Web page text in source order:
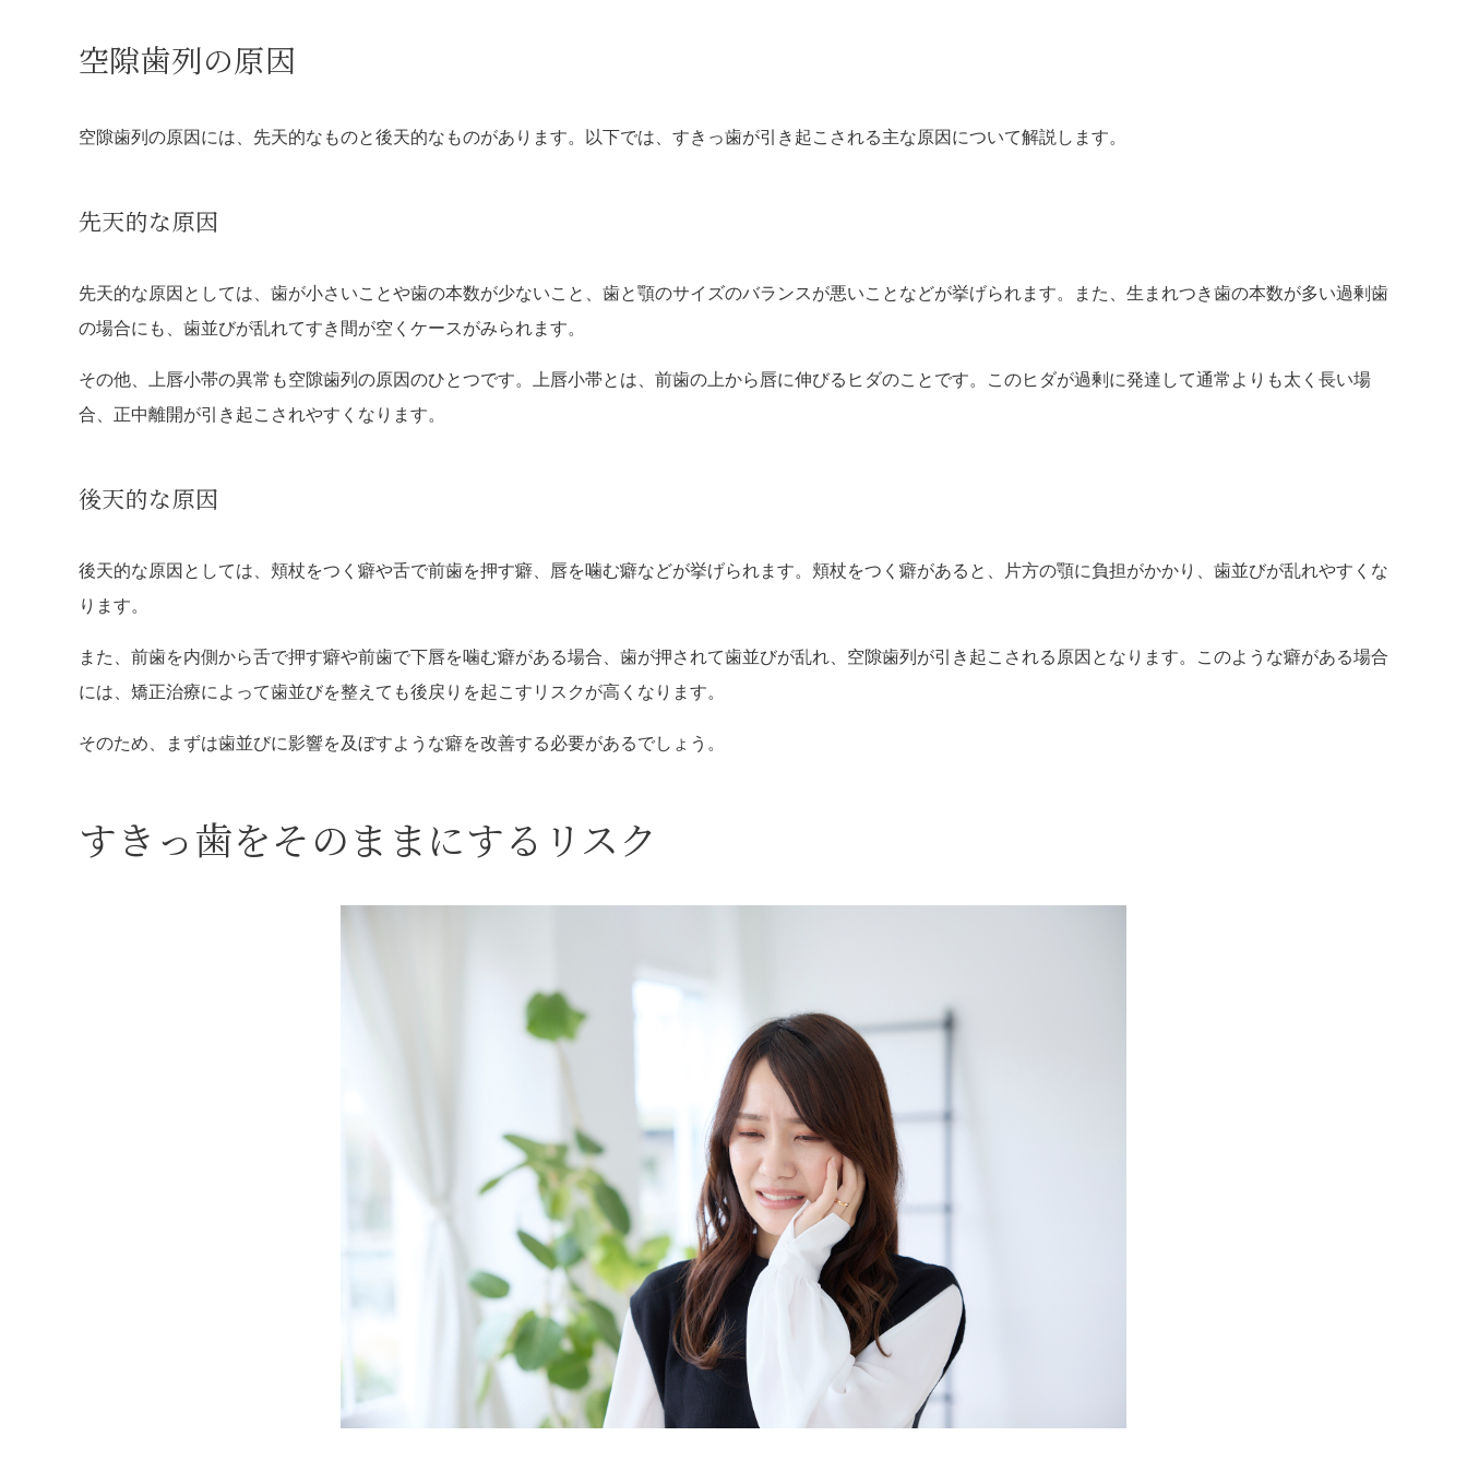
空隙歯列の原因
空隙歯列の原因には、先天的なものと後天的なものがあります。以下では、すきっ歯が引き起こされる主な原因について解説します。
先天的な原因
先天的な原因としては、歯が小さいことや歯の本数が少ないこと、歯と顎のサイズのバランスが悪いことなどが挙げられます。また、生まれつき歯の本数が多い過剰歯
の場合にも、歯並びが乱れてすき間が空くケースがみられます。
その他、上唇小帯の異常も空隙歯列の原因のひとつです。上唇小帯とは、前歯の上から唇に伸びるヒダのことです。このヒダが過剰に発達して通常よりも太く長い場
合、正中離開が引き起こされやすくなります。
後天的な原因
後天的な原因としては、頬杖をつく癖や舌で前歯を押す癖、唇を噛む癖などが挙げられます。頬杖をつく癖があると、片方の顎に負担がかかり、歯並びが乱れやすくな
ります。
また、前歯を内側から舌で押す癖や前歯で下唇を噛む癖がある場合、歯が押されて歯並びが乱れ、空隙歯列が引き起こされる原因となります。このような癖がある場合
には、矯正治療によって歯並びを整えても後戻りを起こすリスクが高くなります。
そのため、まずは歯並びに影響を及ぼすような癖を改善する必要があるでしょう。
すきっ歯をそのままにするリスク